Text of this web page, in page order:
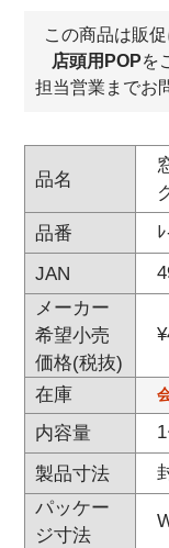
この商品は販
店頭用POPを
担当営業までお
品名
品番
JAN
メーカー
希望小売
価格(税抜)
¥
在庫
内容量
製品寸法
パッケー
ジ寸法